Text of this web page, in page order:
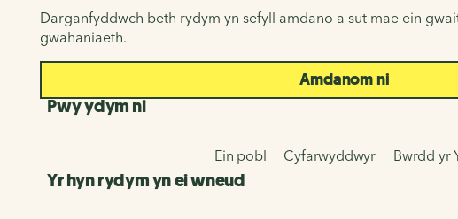
Darganfyddwch beth rydym yn sefyll amdano a sut mae ein
gwahaniaeth.
Amdanom ni
Pwy ydym ni
Ein pobl Cyfarwyddwyr Bwrdd yr
Yr hyn rydym yn ei wneud